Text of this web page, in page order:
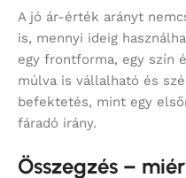
A jó ár-érték arányt
is, mennyi ideig
egy frontforma, egy szín
múlva is vállalható és
befektetés, mint egy
fáradó irány.
Összegzés –